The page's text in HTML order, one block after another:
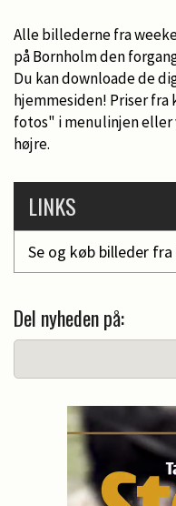
Alle billederne fra
på Bornholm den
Du kan downloade de
hjemmesiden! Priser fra
fotos" i menulinjen
højre.
LINKS
Se og køb billeder
Del nyheden på: